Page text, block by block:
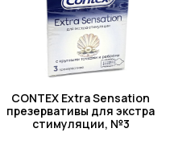
CONTEX Extra Sensation
презервативы для экстра
стимуляции, №3